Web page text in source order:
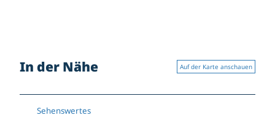
In der Nähe Auf der Karte anschauen
Sehenswertes